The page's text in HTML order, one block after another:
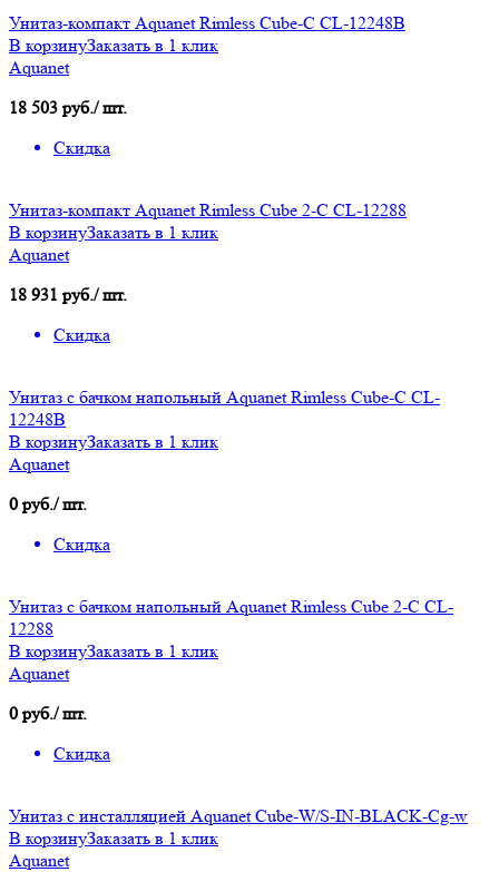
Унитаз-компакт Aquanet Rimless Cube-C CL-12248B
В корзинуЗаказать в 1 клик
Aquanet
18 503 руб./ шт.
Скидка
Унитаз-компакт Aquanet Rimless Cube 2-C CL-12288
В корзинуЗаказать в 1 клик
Aquanet
18 931 руб./ шт.
Скидка
Унитаз с бачком напольный Aquanet Rimless Cube-C CL-
12248B
В корзинуЗаказать в 1 клик
Aquanet
0 руб./ шт.
Скидка
Унитаз с бачком напольный Aquanet Rimless Cube 2-C CL-
12288
В корзинуЗаказать в 1 клик
Aquanet
0 руб./ шт.
Скидка
Унитаз с инсталляцией Aquanet Cube-W/S-IN-BLACK-Cg-w
В корзинуЗаказать в 1 клик
Aquanet